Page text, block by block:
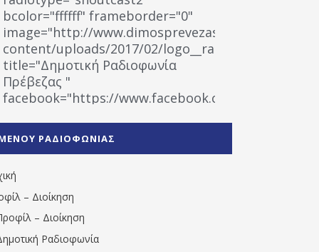
bcolor="ffffff" frameborder="0"
image="http://www.dimosprevezas.gr/wp-
content/uploads/2017/02/logo__radiofonias.jpg"
title="Δημοτική Ραδιοφωνία
Πρέβεζας "
facebook="https://www.facebook.com/
1531194763766854/" artist="" ]
ΡΑΔΙΟΦΩΝΙΑΣ
– Διοίκηση
– Διοίκηση
Ραδιοφωνία